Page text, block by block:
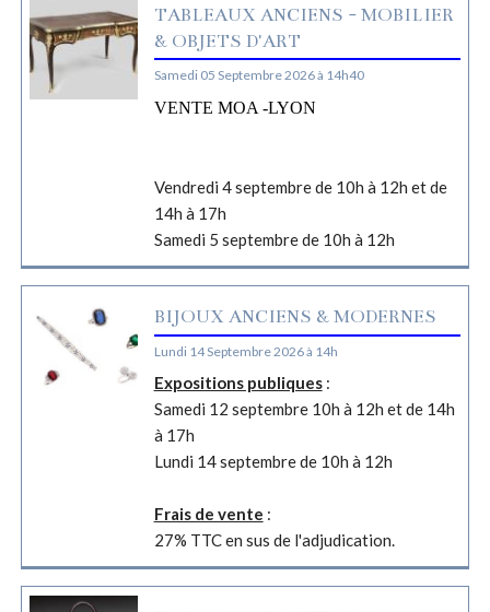
TABLEAUX ANCIENS - MOBILIER
& OBJETS D'ART
Samedi 05 Septembre 2026 à 14h40
VENTE MOA -LYON
Vendredi 4 septembre de 10h à 12h et de
14h à 17h
Samedi 5 septembre de 10h à 12h
BIJOUX ANCIENS & MODERNES
Lundi 14 Septembre 2026 à 14h
Expositions publiques:
Samedi 12 septembre 10h à 12h et de 14h
à 17h
Lundi 14 septembre de 10h à 12h
Frais de vente :
27% TTC en sus de l'adjudication.